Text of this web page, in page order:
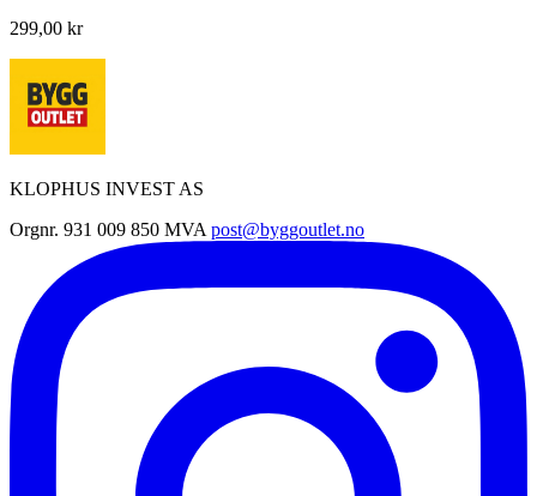
299,00 kr
KLOPHUS INVEST AS
Orgnr. 931 009 850 MVA post@byggoutlet.no